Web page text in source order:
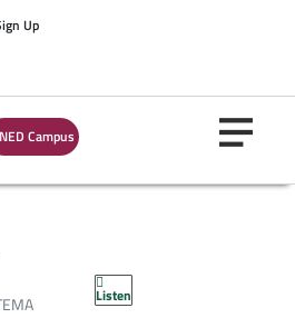
Up
Campus
Listen
DEL